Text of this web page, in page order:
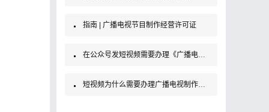
指南 | 广播电视节目制作经营许可证
在公众号发短视频需要办理《广播电视制作经营许可证》吗？
短视频为什么需要办理广播电视制作经营许可证？